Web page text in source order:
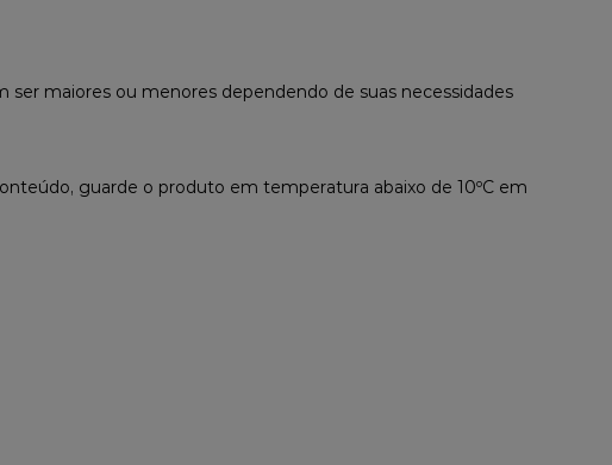
ser maiores ou menores dependendo de suas necessidades
guarde o produto em temperatura abaixo de 10ºC em